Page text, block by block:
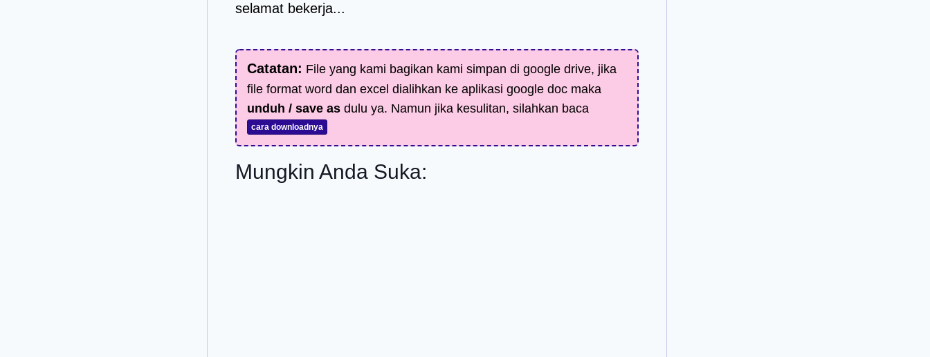
selamat bekerja...
Catatan: File yang kami bagikan kami simpan di google drive, jika
file format word dan excel dialihkan ke aplikasi google doc maka
unduh / save as dulu ya. Namun jika kesulitan, silahkan baca
cara downloadnya
Mungkin Anda Suka: